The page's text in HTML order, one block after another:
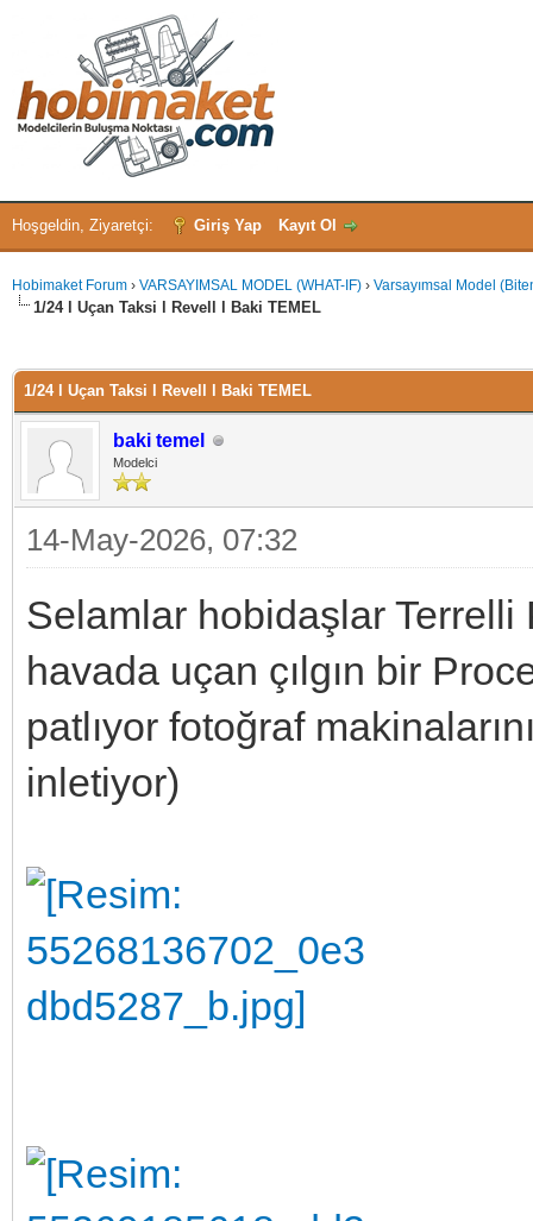
Hoşgeldin, Ziyaretçi: Giriş Yap Kayıt Ol
Hobimaket Forum › VARSAYIMSAL MODEL (WHAT-IF) › Varsayımsal Model
1/24 l Uçan Taksi l Revell l Baki TEMEL
1/24 l Uçan Taksi l Revell l Baki TEMEL
baki temel
Modelci
14-May-2026, 07:32
Selamlar hobidaşlar
havada uçan çılgın bir
patlıyor fotoğraf
inletiyor)